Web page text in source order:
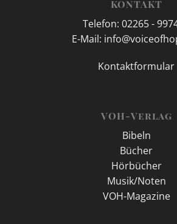
KONTAKT
Telefon: 02265 -
E-Mail:
Kontaktformular
VOH-Verlag
Bibeln
Bücher
Hörbücher
Musik/Noten
VOH-Magazine